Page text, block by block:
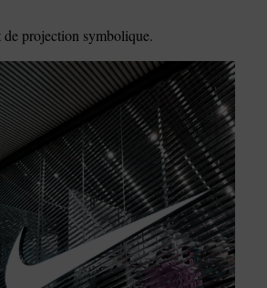
de projection symbolique.